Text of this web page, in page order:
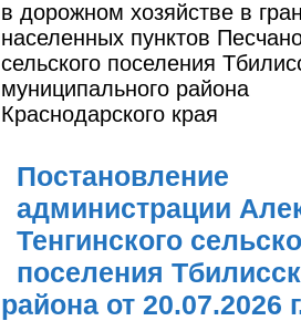
в дорожном хозяйстве в
населенных пунктов
сельского поселения
муниципального района
Краснодарского края
Постановление
администрации
Тенгинского
поселения
района от 20.07.2026